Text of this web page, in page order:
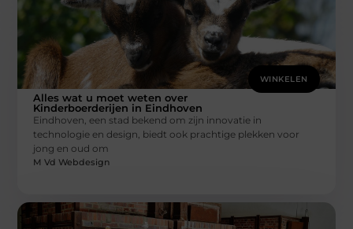
WINKELEN
Alles wat u moet weten over
Kinderboerderijen in Eindhoven
Eindhoven, een stad bekend om zijn innovatie in
technologie en design, biedt ook prachtige plekken voor
jong en oud om
M Vd Webdesign